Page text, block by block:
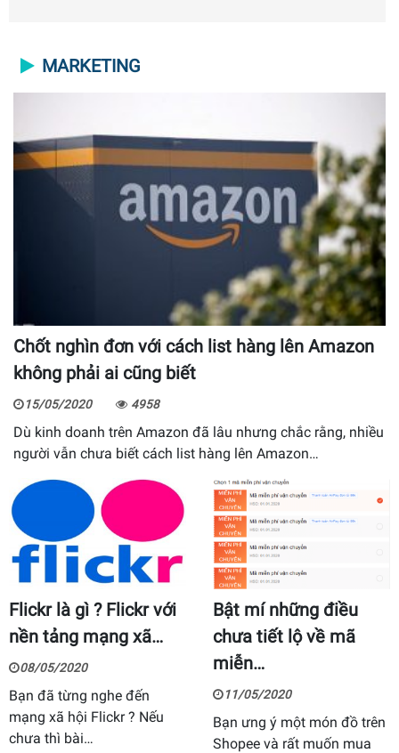
MARKETING
Chốt nghìn đơn với cách list hàng lên Amazon
không phải ai cũng biết
15/05/2020 4958
Dù kinh doanh trên Amazon đã lâu nhưng chắc rằng, nhiều
người vẫn chưa biết cách list hàng lên Amazon…
Flickr là gì ? Flickr với
nền tảng mạng xã…
08/05/2020
Bạn đã từng nghe đến
mạng xã hội Flickr ? Nếu
chưa thì bài…
Bật mí những điều
chưa tiết lộ về mã
miễn…
11/05/2020
Bạn ưng ý một món đồ trên
Shopee và rất muốn mua